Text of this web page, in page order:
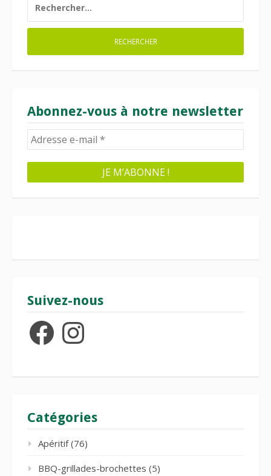
Abonnez-vous à notre newsletter
Suivez-nous
FacebookInstagram
Catégories
Apéritif(76)
BBQ-grillades-brochettes (5)